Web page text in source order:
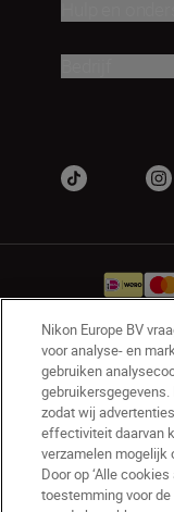
NL Nikon
Contact
Nikon Store -
Cookie-
Nikon Europe BV
voor analyse- en
gebruiken
zodat wij
effectiviteit daarvan
verzamelen mogelijk
Door op ‘Alle
toestemming voor